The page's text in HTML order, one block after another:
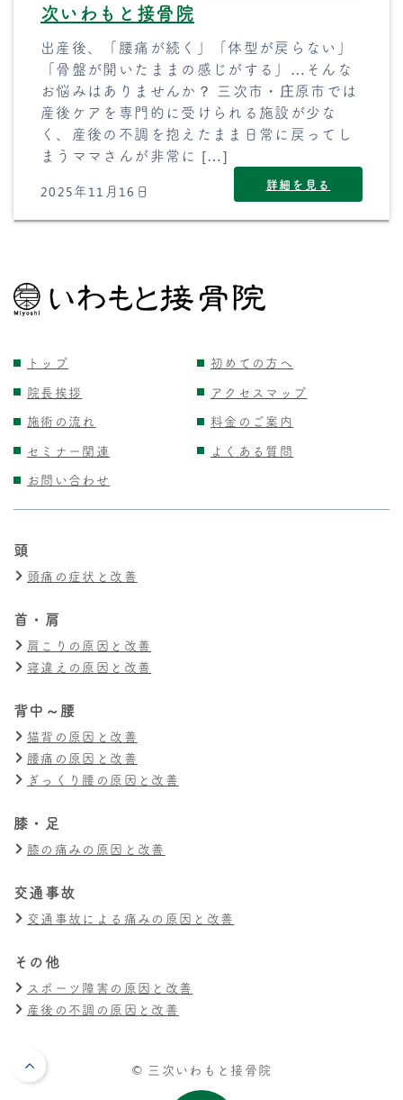
次いわもと接骨院
出産後、「腰痛が続く」「体型が戻らない」
「骨盤が開いたままの感じがする」…そんな
お悩みはありませんか？ 三次市・庄原市では
産後ケアを専門的に受けられる施設が少な
く、産後の不調を抱えたまま日常に戻ってし
まうママさんが非常に […]
2025年11月16日 詳細を見る
トップ
初めての方へ
院長挨拶
アクセスマップ
施術の流れ
料金のご案内
セミナー関連
よくある質問
お問い合わせ
頭
頭痛の症状と改善
首・肩
肩こりの原因と改善
寝違えの原因と改善
背中～腰
猫背の原因と改善
腰痛の原因と改善
ぎっくり腰の原因と改善
膝・足
膝の痛みの原因と改善
交通事故
交通事故による痛みの原因と改善
その他
スポーツ障害の原因と改善
産後の不調の原因と改善
© 三次いわもと接骨院